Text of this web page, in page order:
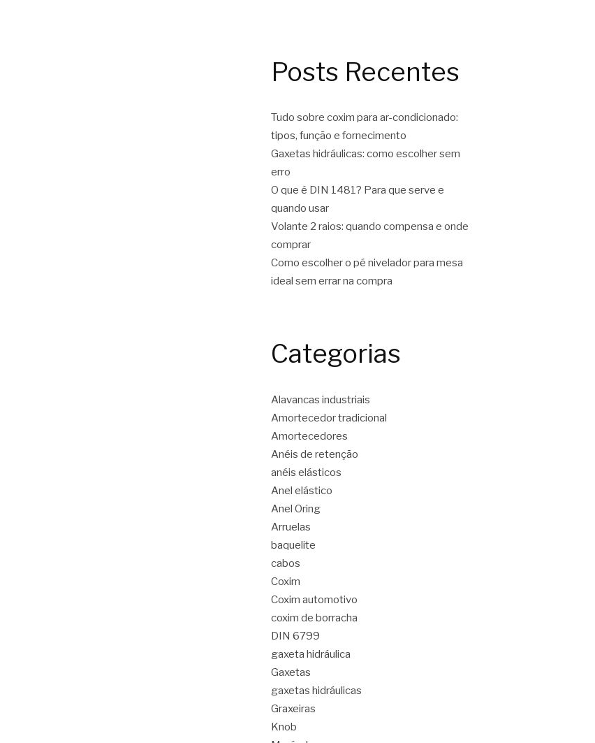
Posts Recentes
Tudo sobre coxim para ar-condicionado:
tipos, função e fornecimento
Gaxetas hidráulicas: como escolher sem
erro
O que é DIN 1481? Para que serve e
quando usar
Volante 2 raios: quando compensa e onde
comprar
Como escolher o pé nivelador para mesa
ideal sem errar na compra
Categorias
Alavancas industriais
Amortecedor tradicional
Amortecedores
Anéis de retenção
anéis elásticos
Anel elástico
Anel Oring
Arruelas
baquelite
cabos
Coxim
Coxim automotivo
coxim de borracha
DIN 6799
gaxeta hidráulica
Gaxetas
gaxetas hidráulicas
Graxeiras
Knob